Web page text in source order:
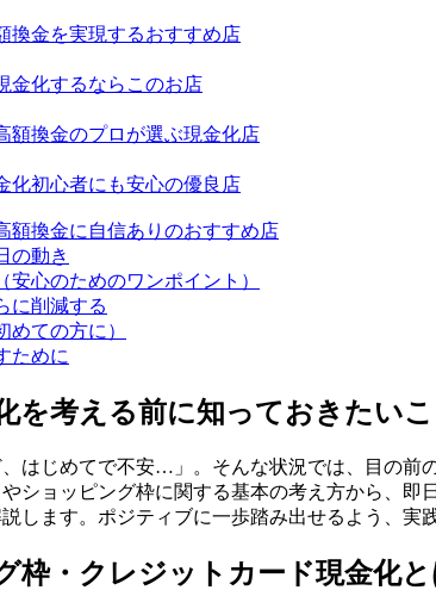
換金を実現するおすすめ店
金化するならこのお店
額換金のプロが選ぶ現金化店
化初心者にも安心の優良店
額換金に自信ありのおすすめ店
の動き
心のためのワンポイント）
に削減する
ての方に）
ために
を考える前に知っておきたい
、はじめてで不安…」。そんな状況では、目の
ショッピング枠に関する基本の考え方から、
します。ポジティブに一歩踏み出せるよう、実
枠・クレジットカード現金化